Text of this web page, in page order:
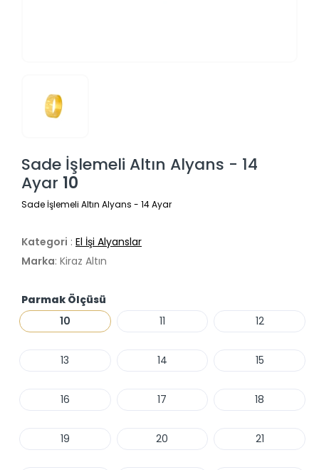
Sade İşlemeli Altın Alyans - 14
Ayar 10
Sade İşlemeli Altın Alyans - 14 Ayar
Kategori : El İşi Alyanslar
Marka: Kiraz Altın
Parmak Ölçüsü
10
11 12
13 14 15
16 17 18
19 20 21